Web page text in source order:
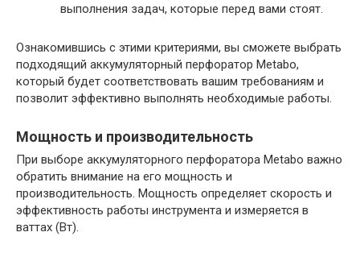
выполнения задач, которые перед вами стоят.
Ознакомившись с этими критериями, вы сможете выбрать
подходящий аккумуляторный перфоратор Metabo,
который будет соответствовать вашим требованиям и
позволит эффективно выполнять необходимые работы.
Мощность и производительность
При выборе аккумуляторного перфоратора Metabo важно
обратить внимание на его мощность и
производительность. Мощность определяет скорость и
эффективность работы инструмента и измеряется в
ваттах (Вт).